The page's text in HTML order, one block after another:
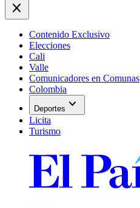
close
Contenido Exclusivo
Elecciones
Cali
Valle
Comunicadores en Comunas
Colombia
Deportes expand_more
Licita
Turismo